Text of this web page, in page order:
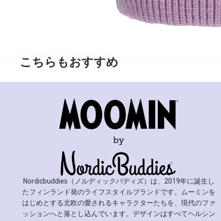
こちらもおすすめ
Nordicbuddies（ノルディックバディズ）は、2019年に誕生し
たフィンランド発のライフスタイルブランドです。ムーミンを
はじめとする北欧の愛されるキャラクターたちを、現代のファ
ッションへと落とし込んでいます。デザインはすべてヘルシン